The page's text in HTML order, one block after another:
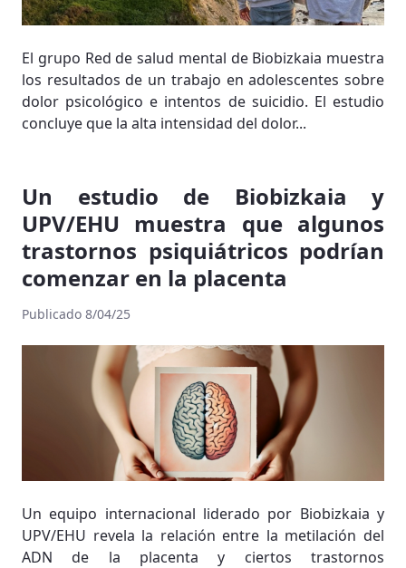
El grupo Red de salud mental de Biobizkaia muestra
los resultados de un trabajo en adolescentes sobre
dolor psicológico e intentos de suicidio. El estudio
concluye que la alta intensidad del dolor...
Un estudio de Biobizkaia y
UPV/EHU muestra que algunos
trastornos psiquiátricos podrían
comenzar en la placenta
Publicado 8/04/25
Un equipo internacional liderado por Biobizkaia y
UPV/EHU revela la relación entre la metilación del
ADN de la placenta y ciertos trastornos